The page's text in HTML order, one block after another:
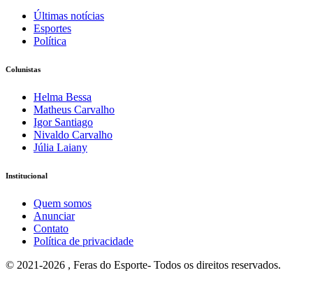
Últimas notícias
Esportes
Política
Colunistas
Helma Bessa
Matheus Carvalho
Igor Santiago
Nivaldo Carvalho
Júlia Laiany
Institucional
Quem somos
Anunciar
Contato
Política de privacidade
© 2021-2026 , Feras do Esporte- Todos os direitos reservados.